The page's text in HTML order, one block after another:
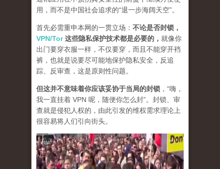
用，而不是中国社会追求的“退一步海阔天空”。
首先必需重申本网的一贯立场： 不论是否封锁，
VPN/Tor这些隐私保护技术都是必要的， 就像你
出门要穿衣服一样，不仅要穿，而且不能穿开裆
裤，也就是说要尽可能地保护隐私安全，反追
踪、反审查，这是原则性问题。
但这并不意味着你应该妥协于当局的封锁 ，“嗨，
我一直挂着 VPN 呢，随便你怎么封”。封锁、审
查就是侵犯人权的，由此引发的维权需求理论上
很容易将人们引向街头。